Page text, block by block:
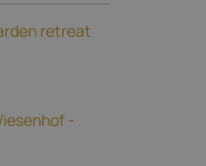
retreat
-